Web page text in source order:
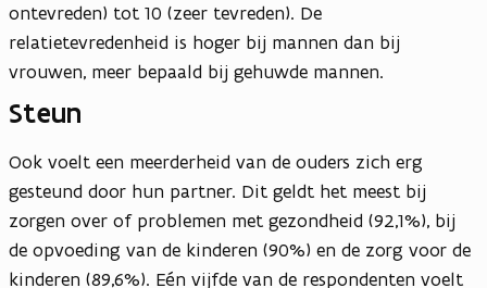
ontevreden) tot 10 (zeer tevreden). De
relatietevredenheid is hoger bij mannen dan bij
vrouwen, meer bepaald bij gehuwde mannen.
Steun
Ook voelt een meerderheid van de ouders zich erg
gesteund door hun partner. Dit geldt het meest bij
zorgen over of problemen met gezondheid (92,1%), bij
de opvoeding van de kinderen (90%) en de zorg voor de
kinderen (89,6%). Eén vijfde van de respondenten voelt